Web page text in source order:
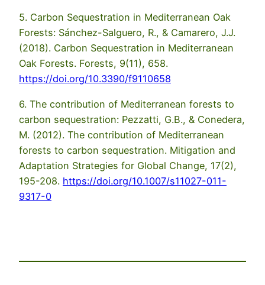
5. Carbon Sequestration in Mediterranean Oak
Forests: Sánchez-Salguero, R., & Camarero, J.J.
(2018). Carbon Sequestration in Mediterranean
Oak Forests. Forests, 9(11), 658.
https://doi.org/10.3390/f9110658
6. The contribution of Mediterranean forests to
carbon sequestration: Pezzatti, G.B., & Conedera,
M. (2012). The contribution of Mediterranean
forests to carbon sequestration. Mitigation and
Adaptation Strategies for Global Change, 17(2),
195-208. https://doi.org/10.1007/s11027-011-
9317-0